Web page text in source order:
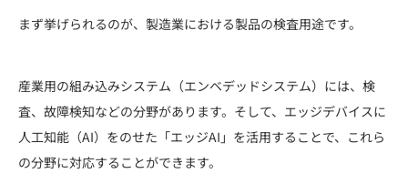
まず挙げられるのが、製造業における製品の検査用途です。
産業用の組み込みシステム（エンベデッドシステム）には、検
査、故障検知などの分野があります。そして、エッジデバイスに
人工知能（AI）をのせた「エッジAI」を活用することで、これら
の分野に対応することができます。